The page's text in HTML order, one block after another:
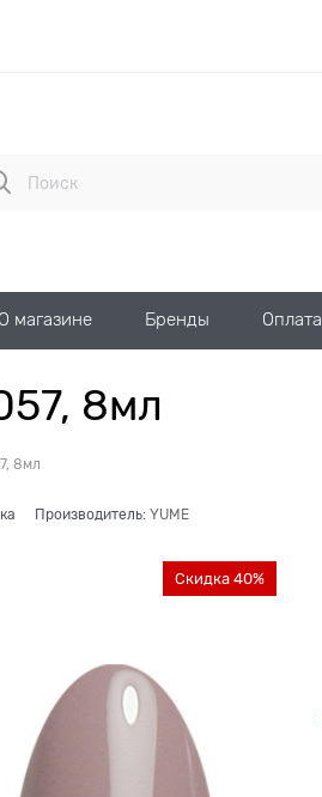
О магазине Бренды Оплата
8мл
8мл
Производитель: YUME
Скидка 40%